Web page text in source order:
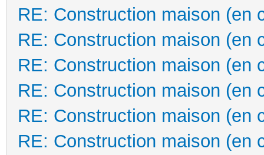
RE: Construction maison (en
RE: Construction maison (en
RE: Construction maison (en
RE: Construction maison (en
RE: Construction maison (en
RE: Construction maison (en